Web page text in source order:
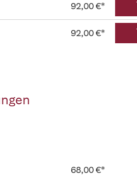
92,00 €*
92,00 €*
68,00 €*